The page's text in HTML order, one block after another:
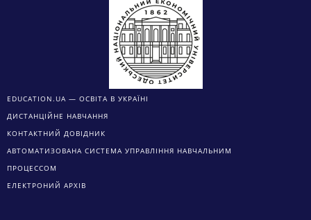
EDUCATION.UA — ОСВІТА В УКРАЇНІ
ДИСТАНЦІЙНЕ НАВЧАННЯ
КОНТАКТНИЙ ДОВІДНИК
АВТОМАТИЗОВАНА СИСТЕМА УПРАВЛІННЯ НАВЧАЛЬНИМ
ПРОЦЕССОМ
ЕЛЕКТРОНИЙ АРХІВ